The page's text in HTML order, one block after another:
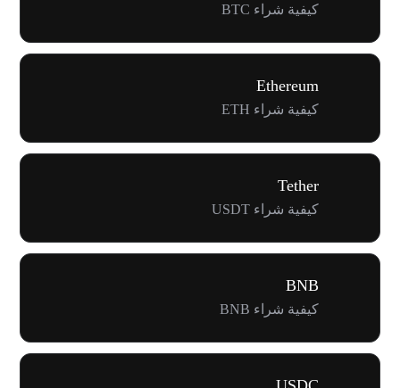
كيفية شراء BTC
Ethereum
كيفية شراء ETH
Tether
كيفية شراء USDT
BNB
كيفية شراء BNB